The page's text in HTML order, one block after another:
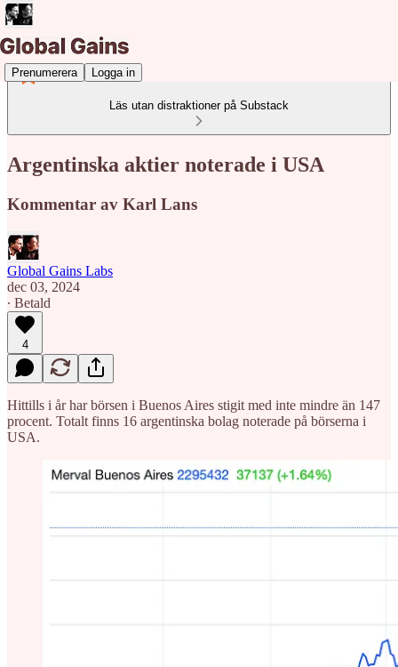
Prenumerera Logga in
Läs utan distraktioner på Substack
Argentinska aktier noterade i USA
Kommentar av Karl Lans
Global Gains Labs
dec 03, 2024
∙ Betald
4
Hittills i år har börsen i Buenos Aires stigit med inte mindre än 147
procent. Totalt finns 16 argentinska bolag noterade på börserna i
USA.